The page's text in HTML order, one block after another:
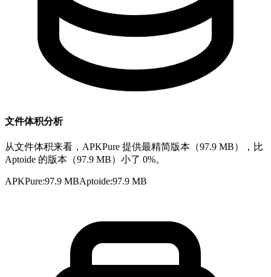
文件体积分析
从文件体积来看，APKPure 提供最精简版本（97.9 MB），比
Aptoide 的版本（97.9 MB）小了 0%。
APKPure:97.9 MBAptoide:97.9 MB